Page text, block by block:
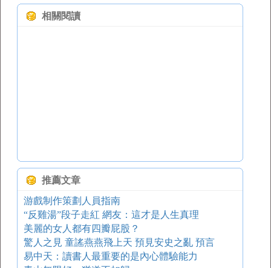
相關閱讀
推薦文章
游戲制作策劃人員指南
“反雞湯”段子走紅 網友：這才是人生真理
美麗的女人都有四瓣屁股？
驚人之見 童謠燕燕飛上天 預見安史之亂 預言
易中天：讀書人最重要的是內心體驗能力